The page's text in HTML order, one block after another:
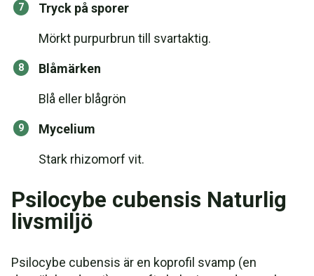
Tryck på sporer
Mörkt purpurbrun till svartaktig.
Blåmärken
Blå eller blågrön
Mycelium
Stark rhizomorf vit.
Psilocybe cubensis Naturlig
livsmiljö
Psilocybe cubensis är en koprofil svamp (en